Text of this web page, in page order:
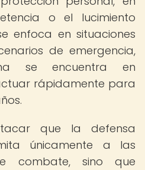
o el lucimiento
enfoca en situaciones
de emergencia,
se encuentra en
rápidamente para
que la defensa
únicamente a las
combate, sino que